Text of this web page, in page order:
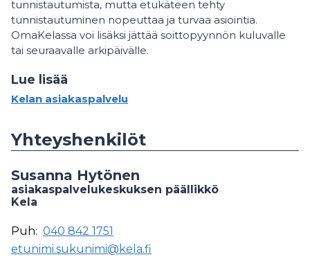
tunnistautumista, mutta etukäteen tehty
tunnistautuminen nopeuttaa ja turvaa asiointia.
OmaKelassa voi lisäksi jättää soittopyynnön kuluvalle
tai seuraavalle arkipäivälle.
Lue lisää
Kelan asiakaspalvelu
Yhteyshenkilöt
Susanna Hytönen
asiakaspalvelukeskuksen päällikkö
Kela
Puh: 040 842 1751
etunimi.sukunimi@kela.fi